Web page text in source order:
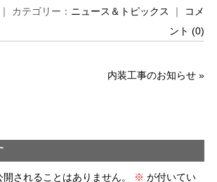
カテゴリー： ニュース＆トピックス ｜
コメ
ント (0)
内装工事のお知らせ »
されることはありません。 ※ が付いてい